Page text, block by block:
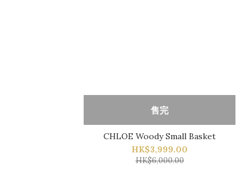
售完
CHLOE Woody Small Basket
HK$3,999.00
HK$6,000.00